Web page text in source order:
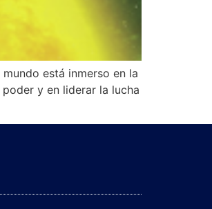
está inmerso en la
y en liderar la lucha